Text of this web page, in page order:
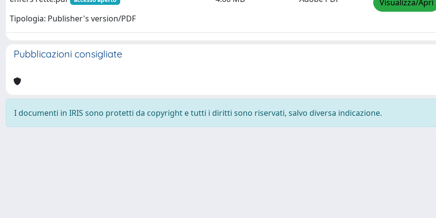
Tipologia: Publisher's version/PDF
Visualizza/Apri
Pubblicazioni consigliate
I documenti in IRIS sono protetti da copyright e tutti i diritti sono riservati, salvo diversa indicazione.